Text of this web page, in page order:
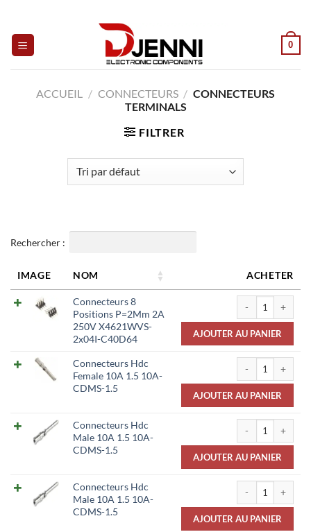
content
0
ACCUEIL / CONNECTEURS / CONNECTEURS
TERMINALS
FILTRER
Rechercher :
IMAGE NOM ACHETER
Connecteurs 8
Positions P=2Mm 2A
250V X4621WVS-
2x04I-C40D64
quantité de
AJOUTER AU PANIER
Connecteurs Hdc
Female 10A 1.5 10A-
CDMS-1.5
quantité de
AJOUTER AU PANIER
Connecteurs Hdc
Male 10A 1.5 10A-
CDMS-1.5
quantité de
AJOUTER AU PANIER
Connecteurs Hdc
Male 10A 1.5 10A-
CDMS-1.5
quantité de
AJOUTER AU PANIER